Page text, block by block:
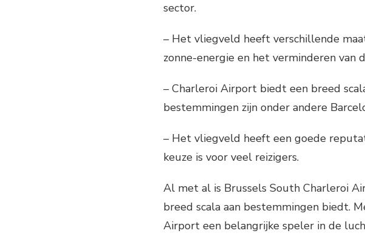
sector.
– Het vliegveld heeft verschillende
zonne-energie en het verminderen van
– Charleroi Airport biedt een breed
bestemmingen zijn onder andere
– Het vliegveld heeft een goede
keuze is voor veel reizigers.
Al met al is Brussels South Charleroi
breed scala aan bestemmingen biedt.
Airport een belangrijke speler in de